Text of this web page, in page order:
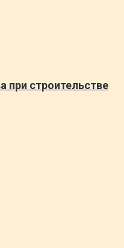
при строительстве